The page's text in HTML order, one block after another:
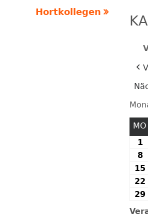
FESTE UND FEIERNNächster
Hortkollegen
MO
1
88.
15
22
29